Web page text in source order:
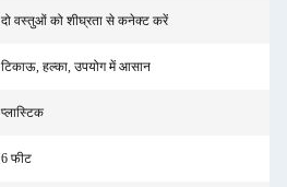
दो वस्तुओं को शीघ्रता से कनेक्ट करें
टिकाऊ, हल्का, उपयोग में आसान
प्लास्टिक
6 फीट